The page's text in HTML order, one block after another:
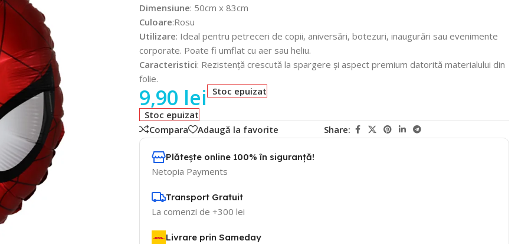
Dimensiune: 50cm x 83cm
Culoare:Rosu
Utilizare: Ideal pentru petreceri de copii, aniversări, botezuri, inaugurări sau evenimente
corporate. Poate fi umflat cu aer sau heliu.
Caracteristici: Rezistență crescută la spargere și aspect premium datorită materialului din
folie.
9,90 lei
Stoc epuizat
Stoc epuizat
Compara
Adaugă la favorite Share:
Plătește online 100% în siguranță!
Netopia Payments
Transport Gratuit
La comenzi de +300 lei
Livrare prin Sameday